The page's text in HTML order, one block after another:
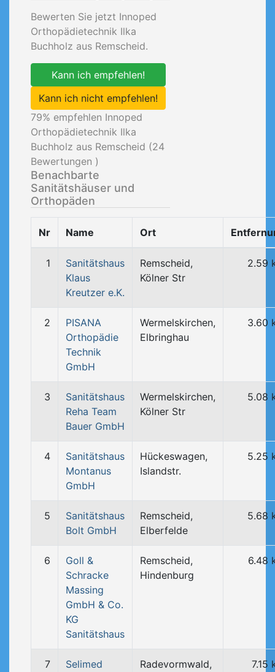
Bewerten Sie jetzt Innoped
Orthopädietechnik Ilka
Buchholz aus Remscheid.
Kann ich empfehlen!
Kann ich nicht empfehlen!
79% empfehlen Innoped
Orthopädietechnik Ilka
Buchholz aus Remscheid (24
Bewertungen )
Benachbarte
Sanitätshäuser und
Orthopäden
Nr Name Ort
1
Sanitätshaus
Klaus
Kreutzer e.K.
Remscheid,
Kölner Str
2.59
2
PISANA
Orthopädie
Technik
GmbH
Wermelskirchen,
Elbringhau
3.60
3
Sanitätshaus
Reha Team
Bauer GmbH
Wermelskirchen,
Kölner Str
5.08
4
Sanitätshaus
Montanus
GmbH
Hückeswagen,
Islandstr.
5.25
5
Sanitätshaus
Bolt GmbH
Remscheid,
Elberfelde
5.68
6
Goll &
Schracke
Massing
GmbH & Co.
KG
Sanitätshaus
Remscheid,
Hindenburg
6.48
7
Selimed
Radevormwald,
7.15